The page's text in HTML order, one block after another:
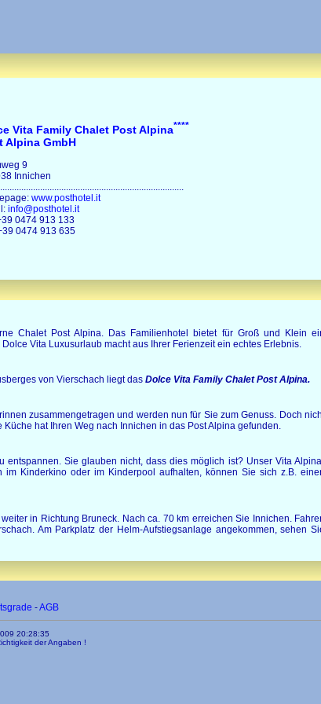
Vita Family Chalet Post Alpina****
Alpina GmbH
9
Innichen
www.posthotel.it
info@posthotel.it
0474 913 133
0474 913 635
Chalet Post Alpina. Das Familienhotel bietet für Groß und Klein
Vita Luxusurlaub macht aus Ihrer Ferienzeit ein echtes Erlebnis.
von Vierschach liegt das Dolce Vita Family Chalet Post Alpina.
zusammengetragen und werden nun für Sie zum Genuss. Doch
hat Ihren Weg nach Innichen in das Post Alpina gefunden.
Sie glauben nicht, dass dies möglich ist? Unser Vita
Kinderkino oder im Kinderpool aufhalten, können Sie sich z.B.
in Richtung Bruneck. Nach ca. 70 km erreichen Sie Innichen.
Am Parkplatz der Helm-Aufstiegsanlage angekommen, sehen
-AGB
20:28:35
der Angaben !